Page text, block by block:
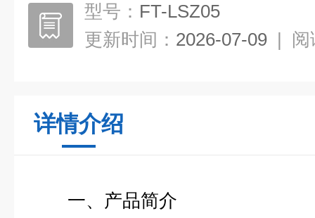
型号： FT-LSZ05
更新时间： 2026-07-09 | 阅
详情介绍
一、产品简介